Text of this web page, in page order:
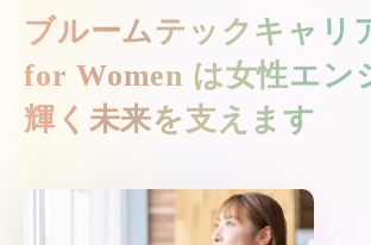
ブルームテックキャリ
for Women は女性エン
輝く未来を支えます